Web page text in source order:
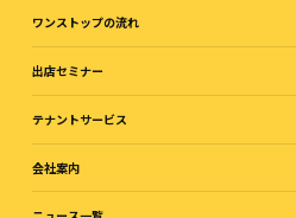
ワンストップの流れ
出店セミナー
テナントサービス
会社案内